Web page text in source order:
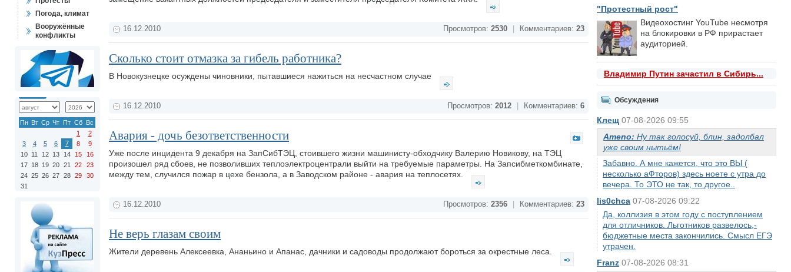
"Протестный рост"
Видеохостинг YouTube несмотря
на блокировки в РФ прирастает
аудиторией.
Владимир Путин зачастил в Сибирь...
Обсуждения
Клещ 07-08-2026 09:55
Ameno: Ну так голосуй, блин, задолбал
уже своим нытьём!
Забавно. А мне кажется, что это ВЫ (
несколько аФторов) здесь ноете с утра до
вечера. То ЭТО не так, то другое..
lis0chca 07-08-2026 09:22
Да, коллизия в этом году с поступлением
для отличников. Льготников развелось,-
бюджетные места закончились. Смысл ЕГЭ
утрачен.
Franz 07-08-2026 08:31
Погода, климат
Вооружённые
конфликты
Пн Вт Ср Чт Пт Сб Вс
1
2
3
4 5 6 7 8
9
10 11 12 13 14 15
16
17 18 19 20 21 22
23
24 25 26 27 28 29
30
31
16.12.2010 Просмотров: 2530 Комментариев: 23
Сколько стоит отмазка за гибель работника?
В Новокузнецке осуждены чиновники, пытавшиеся нажиться на несчастном случае
16.12.2010 Просмотров: 2012 Комментариев: 6
Авария - дочь безответственности
Уже после инцидента 9 декабря на ЗапСибТЭЦ, стоившего жизни машинисту-обходчику Валерию Новикову, на ТЭЦ
произошел ряд сбоев, не позволивших теплоэлектроцентрали выйти на требуемые параметры. На Запсибметкомбинате,
между тем, случился пожар в цехе бензола, а в Заводском районе - авария на теплосетях.
16.12.2010 Просмотров: 2356 Комментариев: 23
Не верь глазам своим
Жители деревень Алексеевка, Ананьино и Апанас, дачники и садоводы продолжают бороться за окрестные леса.